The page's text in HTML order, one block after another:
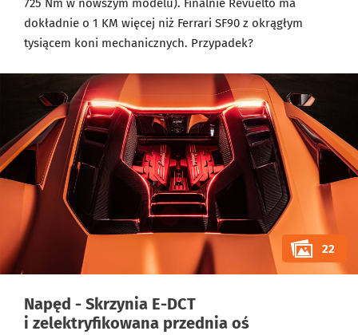
725 Nm w nowszym modelu). Finalnie Revuelto ma
dokładnie o 1 KM więcej niż Ferrari SF90 z okrągłym
tysiącem koni mechanicznych. Przypadek?
22
Napęd - Skrzynia E-DCT
i zelektryfikowana przednia oś